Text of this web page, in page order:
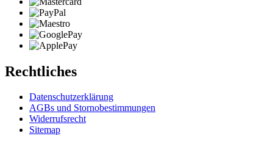
Rechtliches
Datenschutzerklärung
AGBs und Stornobestimmungen
Widerrufsrecht
Sitemap